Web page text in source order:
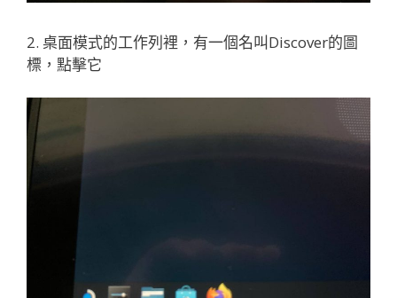
2. 桌面模式的工作列裡，有一個名叫Discover的圖
標，點擊它